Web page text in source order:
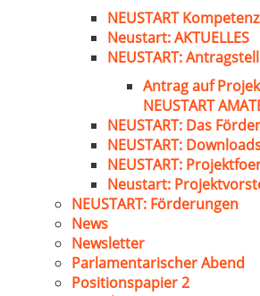
NEUSTART
Neustart: AKTUELLES
NEUSTART:
Antrag auf
NEUSTART
NEUSTART: Das
NEUSTART:
NEUSTART:
Neustart:
NEUSTART: Förderungen
News
Newsletter
Parlamentarischer Abend
Positionspapier 2